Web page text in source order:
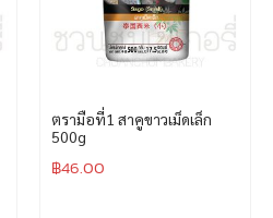
ตรามือที่1 สาคูขาวเม็ดเล็ก
500g
฿46.00